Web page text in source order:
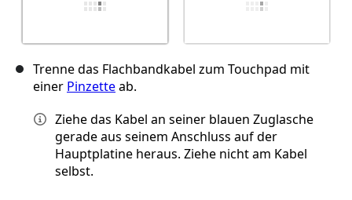
Trenne das Flachbandkabel zum Touchpad mit
einer Pinzetteab.
Ziehe das Kabel an seiner blauen Zuglasche
gerade aus seinem Anschluss auf der
Hauptplatine heraus. Ziehe nicht am Kabel
selbst.